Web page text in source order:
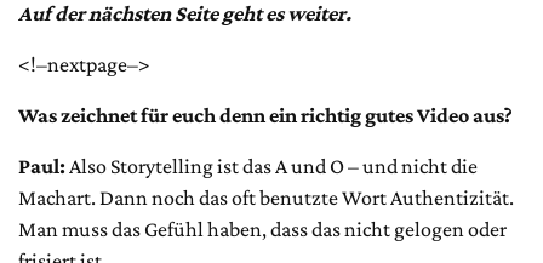
Auf der nächsten Seite geht es weiter.
<!–nextpage–>
Was zeichnet für euch denn ein richtig gutes Video aus?
Paul:Also Storytelling ist das A und O – und nicht die
Machart. Dann noch das oft benutzte Wort Authentizität.
Man muss das Gefühl haben, dass das nicht gelogen oder